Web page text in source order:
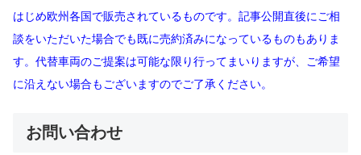
はじめ欧州各国で販売されているものです。記事公開直後にご相
談をいただいた場合でも既に売約済みになっているものもありま
す。代替車両のご提案は可能な限り行ってまいりますが、ご希望
に沿えない場合もございますのでご了承ください。
お問い合わせ